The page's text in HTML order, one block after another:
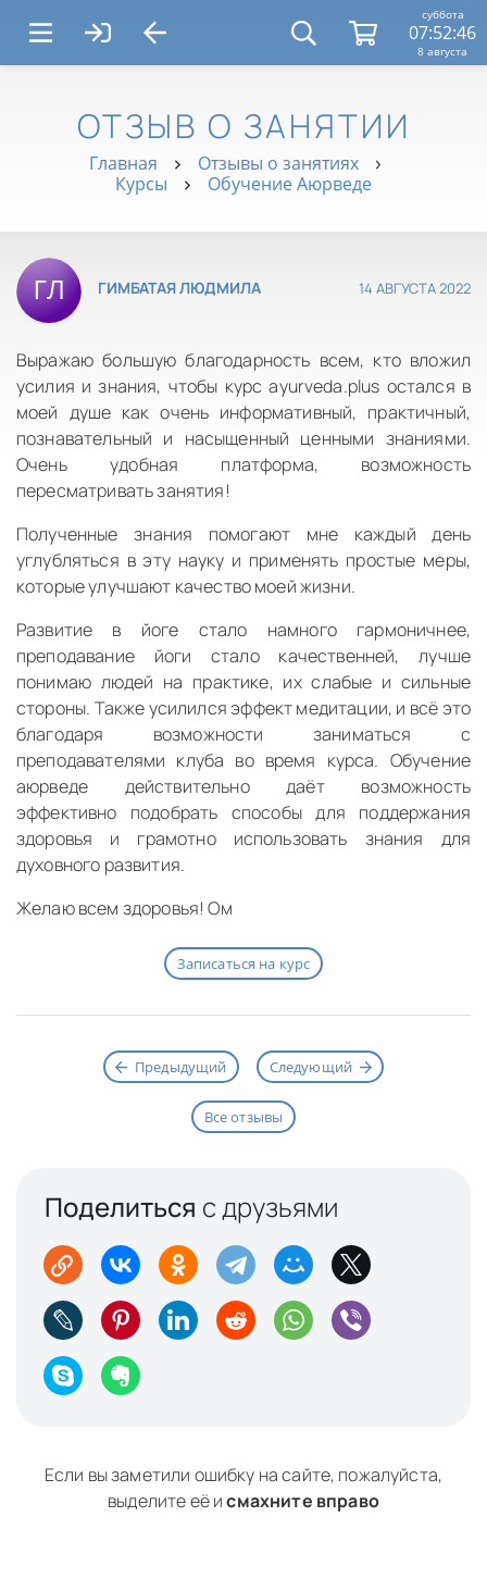
суббота
07:52:46
8 августа
ОТЗЫВ О ЗАНЯТИИ
Главная
Отзывы о занятиях
Курсы
Обучение Аюрведе
ГИМБАТАЯ ЛЮДМИЛА 14 АВГУСТА 2022
Выражаю большую благодарность всем, кто вложил
усилия и знания, чтобы курс ayurveda.plus остался в
моей душе как очень информативный, практичный,
познавательный и насыщенный ценными знаниями.
Очень удобная платформа, возможность
пересматривать занятия!
Полученные знания помогают мне каждый день
углубляться в эту науку и применять простые меры,
которые улучшают качество моей жизни.
Развитие в йоге стало намного гармоничнее,
преподавание йоги стало качественней, лучше
понимаю людей на практике, их слабые и сильные
стороны. Также усилился эффект медитации, и всё это
благодаря возможности заниматься с
преподавателями клуба во время курса. Обучение
аюрведе действительно даёт возможность
эффективно подобрать способы для поддержания
здоровья и грамотно использовать знания для
духовного развития.
Желаю всем здоровья! Ом
Записаться на курс
Предыдущий Следующий
Все отзывы
Поделиться с друзьями
Если вы заметили ошибку на сайте, пожалуйста,
выделите её исмахните вправо